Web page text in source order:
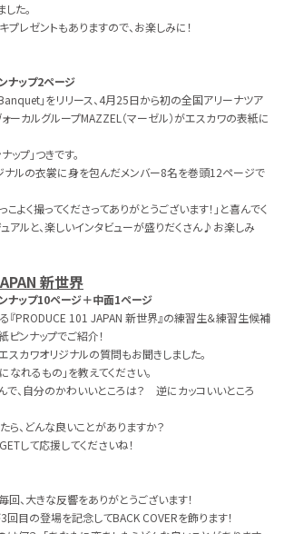
た。
レゼントもありますので、お楽しみに！
ナップ2ページ
」をリリース、4月25日から初の全国アリーナツア
ーカルグループMAZZEL（マーゼル）がエスカワの表紙に
プ」つきです。
ナルの衣裳に身を包んだメンバー8名を巻頭12ページで
よく撮ってくださってありがとうございます！」と喜んでく
アルと、楽しいインタビューが盛りだくさん♪お楽しみ
新世界
ナップ10ページ＋中面1ページ
『PRODUCE 101 JAPAN 新世界』の練習生＆練習生候補
ンナップでご紹介！
スカワオリジナルの質問もお聞きしました。
れるもの」を教えてください。
で、自分のかわいいところは？ 逆にカッコいいところ
ら、どんな良いことがありますか？
して応援してくださいね！
回、大きな反響をありがとうございます！
回目の登場を記念してBACK COVERを飾ります！